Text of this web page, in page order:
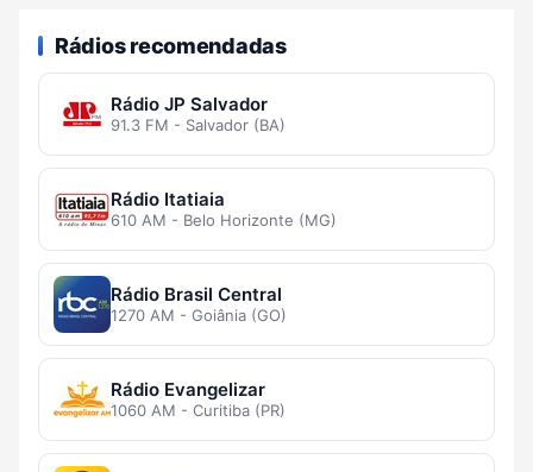
Rádios recomendadas
Rádio JP Salvador
91.3 FM - Salvador (BA)
Rádio Itatiaia
610 AM - Belo Horizonte (MG)
Rádio Brasil Central
1270 AM - Goiânia (GO)
Rádio Evangelizar
1060 AM - Curitiba (PR)